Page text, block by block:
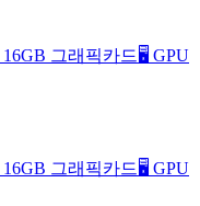
16GB 그래픽카드 🖥️ GPU
16GB 그래픽카드 🖥️ GPU